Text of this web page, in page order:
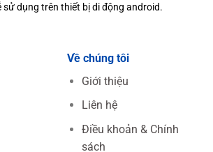
sử dụng trên thiết bị di động android.
Về chúng tôi
Giới thiệu
Liên hệ
Điều khoản & Chính
sách